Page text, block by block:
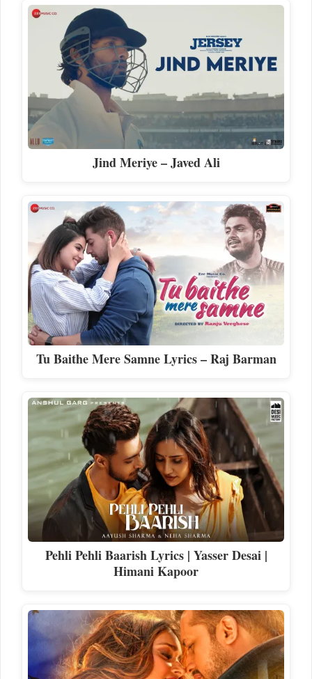
Jind Meriye – Javed Ali
Tu Baithe Mere Samne Lyrics – Raj Barman
Pehli Pehli Baarish Lyrics | Yasser Desai |
Himani Kapoor